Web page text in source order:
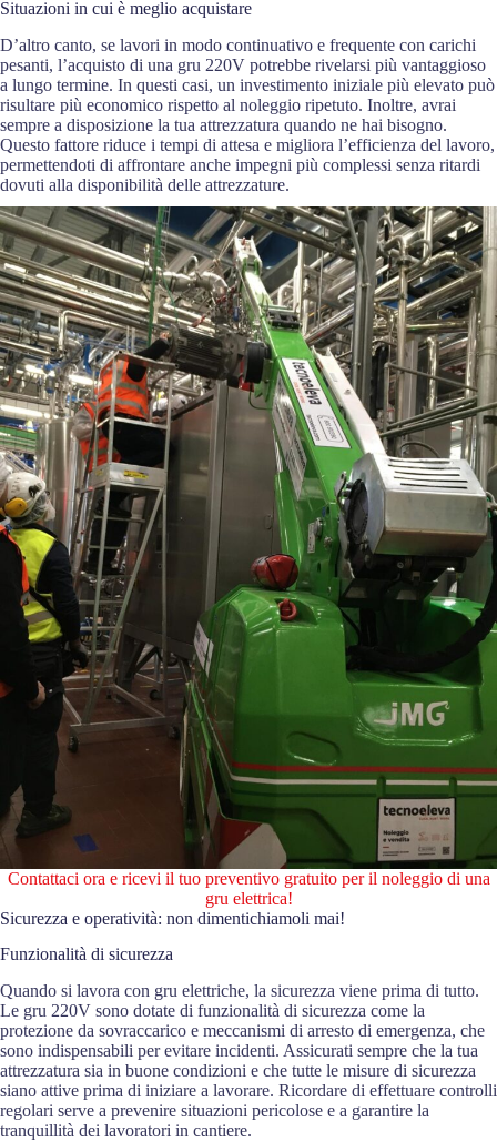
Situazioni in cui è meglio acquistare
D’altro canto, se lavori in modo continuativo e frequente con carichi
pesanti, l’acquisto di una gru 220V potrebbe rivelarsi più vantaggioso
a lungo termine. In questi casi, un investimento iniziale più elevato può
risultare più economico rispetto al noleggio ripetuto. Inoltre, avrai
sempre a disposizione la tua attrezzatura quando ne hai bisogno.
Questo fattore riduce i tempi di attesa e migliora l’efficienza del lavoro,
permettendoti di affrontare anche impegni più complessi senza ritardi
dovuti alla disponibilità delle attrezzature.
Contattaci ora e ricevi il tuo preventivo gratuito per il noleggio di una
gru elettrica!
Sicurezza e operatività: non dimentichiamoli mai!
Funzionalità di sicurezza
Quando si lavora con gru elettriche, la sicurezza viene prima di tutto.
Le gru 220V sono dotate di funzionalità di sicurezza come la
protezione da sovraccarico e meccanismi di arresto di emergenza, che
sono indispensabili per evitare incidenti. Assicurati sempre che la tua
attrezzatura sia in buone condizioni e che tutte le misure di sicurezza
siano attive prima di iniziare a lavorare. Ricordare di effettuare controlli
regolari serve a prevenire situazioni pericolose e a garantire la
tranquillità dei lavoratori in cantiere.